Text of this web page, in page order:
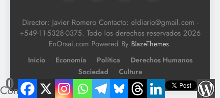
0
Compartidos
Director: Javier Romero Contacto: eldiario@gmail.com -
+549-11-5328-0375. Todo los derechos reservados 2026
EnOrsai.com Powered By BlazeThemes.
Inicio Economía Política
Derechos Humanos
Sociedad
Cultura